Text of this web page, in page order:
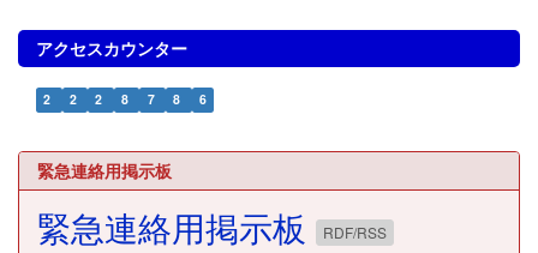
アクセスカウンター
2 2 2 8 7 8 6
緊急連絡用掲示板
緊急連絡用掲示板 RDF/RSS